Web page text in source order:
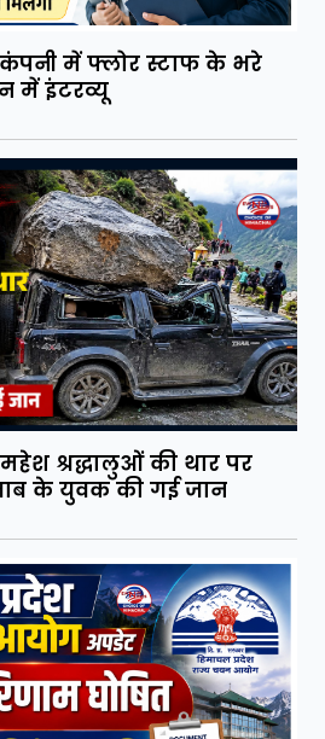
कंपनी में फ्लोर स्टाफ के भरे
में इंटरव्यू
श्रद्धालुओं की थार पर
के युवक की गई जान